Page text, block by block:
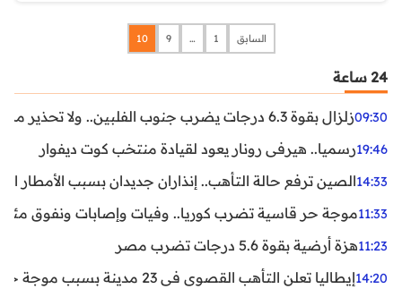
السابق 1
…
9
10
24 ساعة
09:30زلزال بقوة 6.3 درجات يضرب جنوب الفلبين.. ولا تحذير من تسونامي حتى الآن
19:46رسميا.. هيرفي رونار يعود لقيادة منتخب كوت ديفوار
14:33الصين ترفع حالة التأهب.. إنذاران جديدان بسبب الأمطار
11:33موجة حر قاسية تضرب كوريا.. وفيات وإصابات ونفوق مئات
11:23هزة أرضية بقوة 5.6 درجات تضرب مصر
14:20إيطاليا تعلن التأهب القصوى في 23 مدينة بسبب موجة حر شديدة